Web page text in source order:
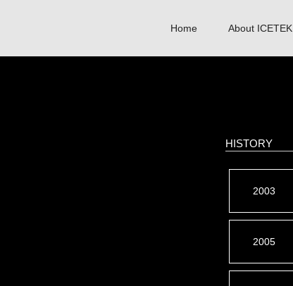
Home About ICETEK
HISTORY
2003
2005